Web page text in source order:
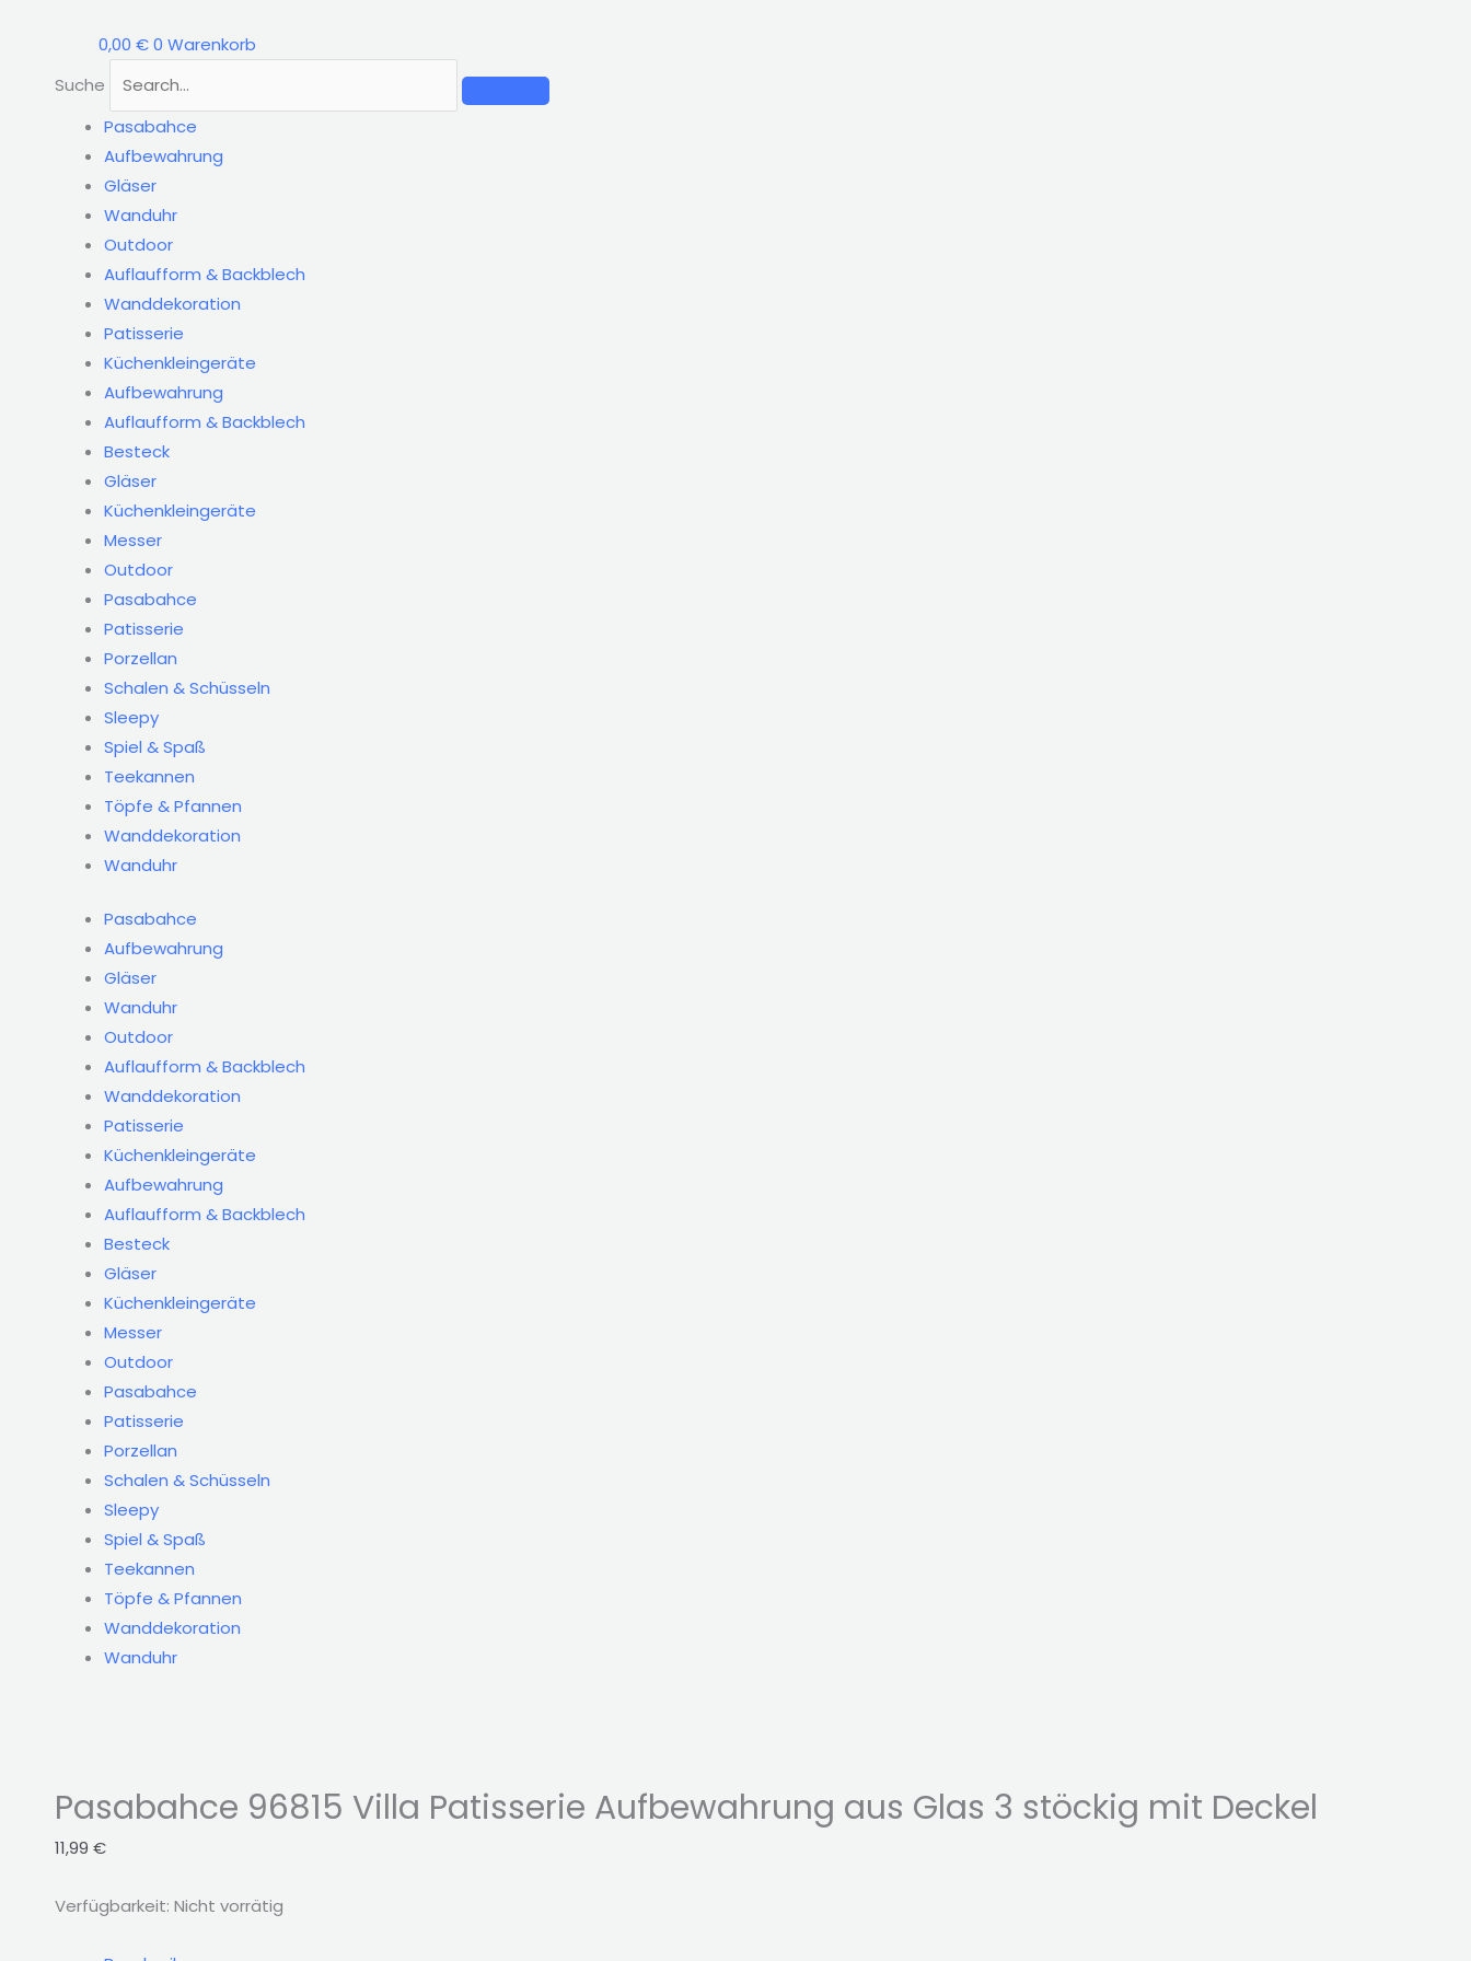
0,00 €0 Warenkorb
Suche
Pasabahce
Aufbewahrung
Gläser
Wanduhr
Outdoor
Auflaufform & Backblech
Wanddekoration
Patisserie
Küchenkleingeräte
Aufbewahrung
Auflaufform & Backblech
Besteck
Gläser
Küchenkleingeräte
Messer
Outdoor
Pasabahce
Patisserie
Porzellan
Schalen & Schüsseln
Sleepy
Spiel & Spaß
Teekannen
Töpfe & Pfannen
Wanddekoration
Wanduhr
Pasabahce
Aufbewahrung
Gläser
Wanduhr
Outdoor
Auflaufform & Backblech
Wanddekoration
Patisserie
Küchenkleingeräte
Aufbewahrung
Auflaufform & Backblech
Besteck
Gläser
Küchenkleingeräte
Messer
Outdoor
Pasabahce
Patisserie
Porzellan
Schalen & Schüsseln
Sleepy
Spiel & Spaß
Teekannen
Töpfe & Pfannen
Wanddekoration
Wanduhr
Pasabahce 96815 Villa Patisserie Aufbewahrung aus Glas 3 stöckig mit Deckel
11,99 €
Verfügbarkeit: Nicht vorrätig